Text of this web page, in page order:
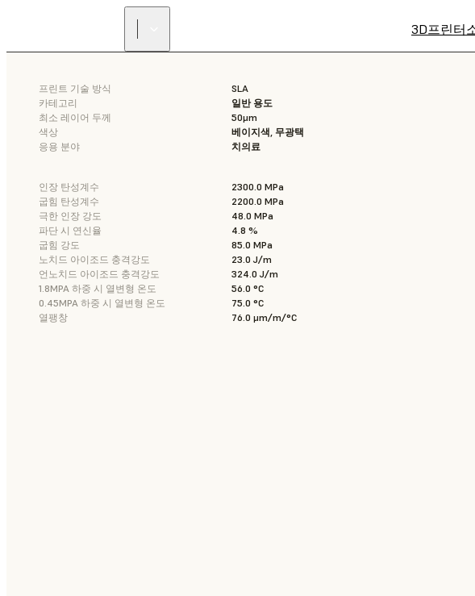
3D프린터
프린트 기술 방식
SLA
카테고리
일반 용도
최소 레이어 두께
50μm
색상
베이지색, 무광택
응용 분야
치의료
인장 탄성계수
2300.0 MPa
굽힘 탄성계수
2200.0 MPa
극한 인장 강도
48.0 MPa
파단 시 연신율
4.8 %
굽힘 강도
85.0 MPa
노치드 아이조드 충격강도
23.0 J/m
언노치드 아이조드 충격강도
324.0 J/m
1.8MPA 하중 시 열변형 온도
56.0 °C
0.45MPA 하중 시 열변형 온도
75.0 °C
열팽창
76.0 μm/m/°C